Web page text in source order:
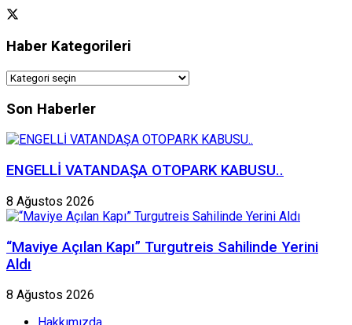
Haber Kategorileri
Haber
Son Haberler
ENGELLİ VATANDAŞA OTOPARK KABUSU..
8 Ağustos 2026
“Maviye Açılan Kapı” Turgutreis Sahilinde Yerini
Aldı
8 Ağustos 2026